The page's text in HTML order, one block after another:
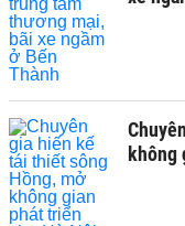
không